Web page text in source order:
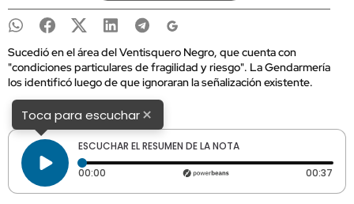
Sucedió en el área del Ventisquero Negro, que cuenta con
"condiciones particulares de fragilidad y riesgo". La Gendarmería
los identificó luego de que ignoraran la señalización existente.
Toca para escuchar×
ESCUCHAR EL RESUMEN DE LA NOTA
00:00 Tiempo transcurrido: 0 segundos 00:37